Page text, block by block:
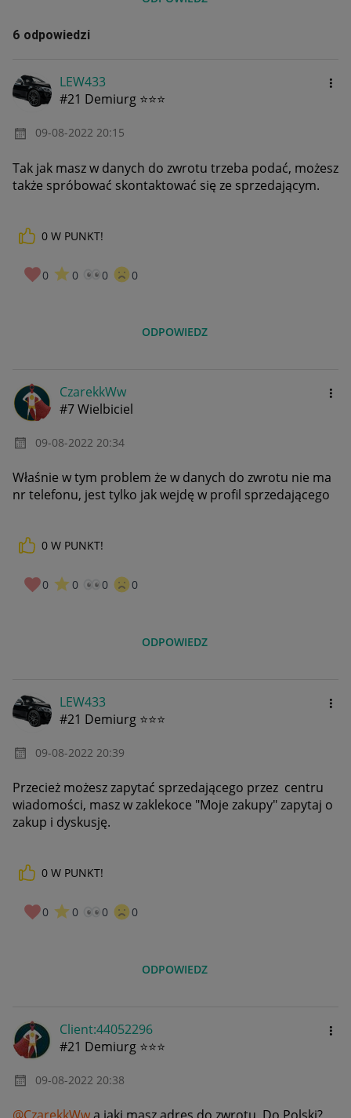
6 odpowiedzi
LEW433
#21 Demiurg ⭐⭐⭐
‎09-08-2022 20:15
Tak jak masz w danych do zwrotu trzeba podać, możesz
także spróbować skontaktować się ze sprzedającym.
0 W PUNKT!
0 0 0 0
ODPOWIEDZ
CzarekkWw
#7 Wielbiciel
‎09-08-2022 20:34
Właśnie w tym problem że w danych do zwrotu nie ma
nr telefonu, jest tylko jak wejdę w profil sprzedającego
0 W PUNKT!
0 0 0 0
ODPOWIEDZ
LEW433
#21 Demiurg ⭐⭐⭐
‎09-08-2022 20:39
Przecież możesz zapytać sprzedającego przez centru
wiadomości, masz w zaklekoce "Moje zakupy" zapytaj o
zakup i dyskusję.
0 W PUNKT!
0 0 0 0
ODPOWIEDZ
Client:44052296
#21 Demiurg ⭐⭐⭐
‎09-08-2022 20:38